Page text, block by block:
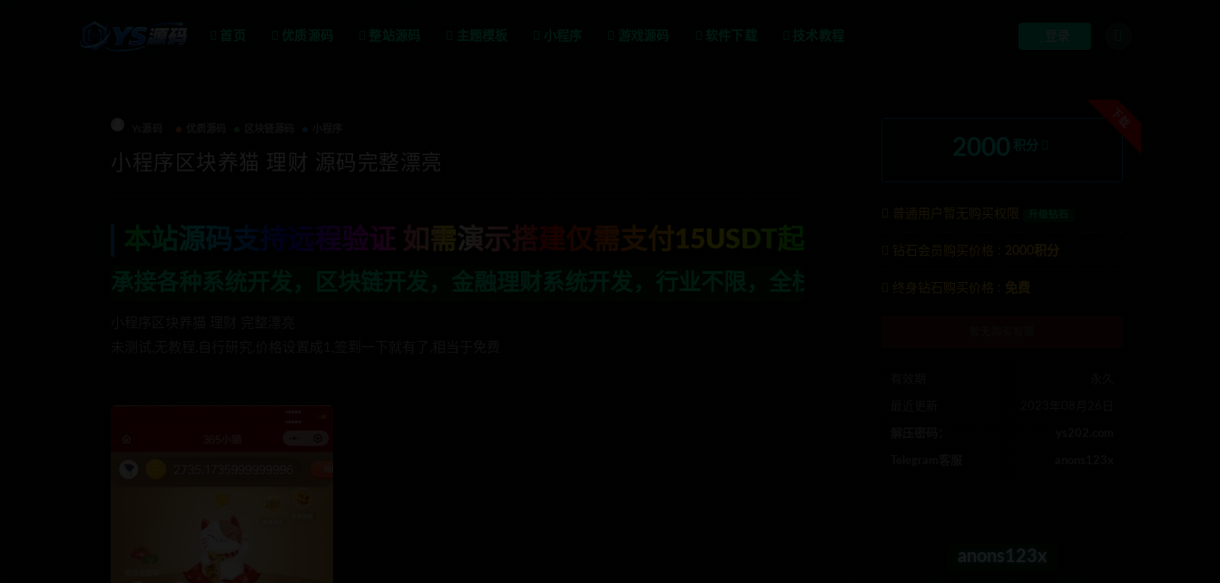
首页 优质源码 整站源码 主题模板 小程序 游戏源码 软件下载 技术教程 登录
小程序区块养猫 理财 源码完整漂亮
本站源码支持远程验证 如需演示搭建仅需支付15USDT起
种系统开发，区块链开发，金融理财系统开发，行业不限，全栈技术开发，定制，二开联系TG:anons123x
下载
2000 积分
普通用户暂无购买权限
钻石会员购买价格 : 2000积分
终身钻石购买价格 : 免费
anons123x